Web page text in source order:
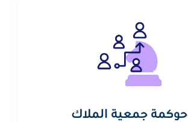
حوكمة جمعية الملاك